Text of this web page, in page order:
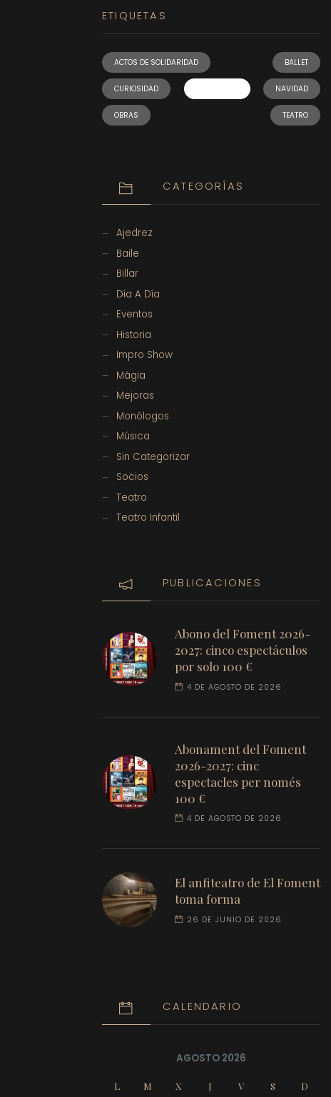
ETIQUETAS
ACTOS DE SOLIDARIDAD BALLET
CURIOSIDAD NAVIDAD
OBRAS TEATRO
CATEGORÍAS
Ajedrez
Baile
Billar
Día A Día
Eventos
Historia
Impro Show
Màgia
Mejoras
Monólogos
Música
Sin Categorizar
Socios
Teatro
Teatro Infantil
PUBLICACIONES
Abono del Foment 2026-
2027: cinco espectáculos
por solo 100 €
4 DE AGOSTO DE 2026
Abonament del Foment
2026-2027: cinc
espectacles per només
100 €
4 DE AGOSTO DE 2026
El anfiteatro de El Foment
toma forma
26 DE JUNIO DE 2026
CALENDARIO
AGOSTO 2026
L M X J V S D